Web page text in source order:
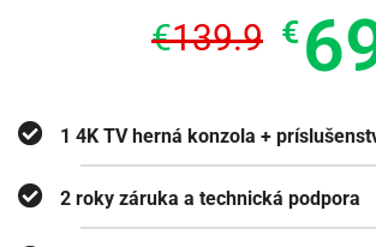
€139.9 €
1 4K TV herná konzola +
2 roky záruka a technická podpora